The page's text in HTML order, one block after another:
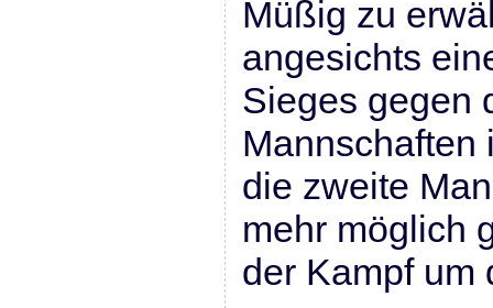
Müßig zu
angesichts
Sieges gegen
Mannschaften
die zweite
mehr möglich
der Kampf um